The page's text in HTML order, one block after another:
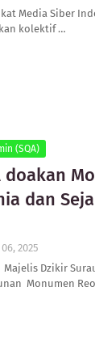
Media Siber
kolektif …
(SQA)
doakan
dan
2025
Majelis Dzikir
Monumen